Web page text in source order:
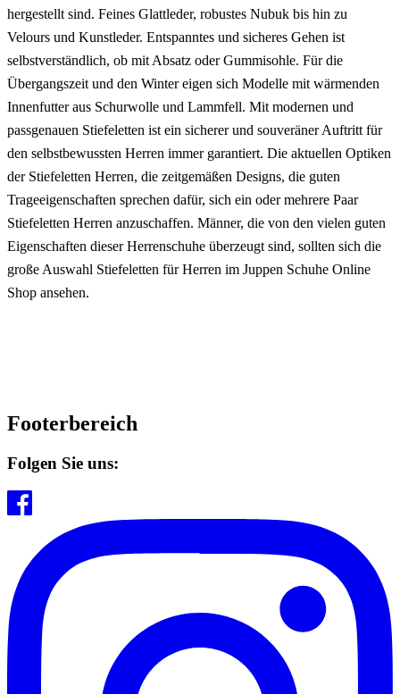
hergestellt sind. Feines Glattleder, robustes Nubuk bis hin zu
Velours und Kunstleder. Entspanntes und sicheres Gehen ist
selbstverständlich, ob mit Absatz oder Gummisohle. Für die
Übergangszeit und den Winter eigen sich Modelle mit wärmenden
Innenfutter aus Schurwolle und Lammfell. Mit modernen und
passgenauen Stiefeletten ist ein sicherer und souveräner Auftritt für
den selbstbewussten Herren immer garantiert. Die aktuellen Optiken
der Stiefeletten Herren, die zeitgemäßen Designs, die guten
Trageeigenschaften sprechen dafür, sich ein oder mehrere Paar
Stiefeletten Herren anzuschaffen. Männer, die von den vielen guten
Eigenschaften dieser Herrenschuhe überzeugt sind, sollten sich die
große Auswahl Stiefeletten für Herren im Juppen Schuhe Online
Shop ansehen.
Footerbereich
Folgen Sie uns: